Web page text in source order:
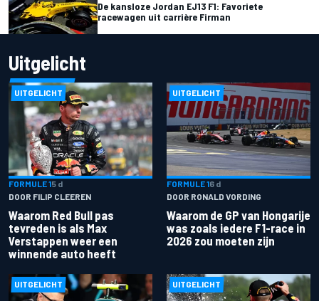
De kansloze Jordan EJ13 F1: Favoriete
racewagen uit carrière Firman
Uitgelicht
UITGELICHT
FORMULE 15 d
DOOR FILIP CLEEREN
Waarom Red Bull pas
tevreden is als Max
Verstappen weer een
winnende auto heeft
UITGELICHT
FORMULE 16 d
DOOR RONALD VORDING
Waarom de GP van Hongarije
was zoals iedere F1-race in
2026 zou moeten zijn
UITGELICHT UITGELICHT